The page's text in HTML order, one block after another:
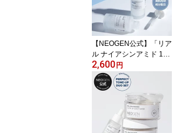
角栓 角質除去 泡洗顔料
洗顔フォーム カナディア
ンクレンザー
【NEOGEN公式】「リア
ル ナイアシンアミド 1
5％ セラム 30ml」高濃度
ナイアシン ビタミンB 美
容液 エッセンス スキン
ケア 透明感 生気 くすみ
コラーゲン ビタミン ハ
リ 毛穴 引き締め 活力 低
刺激 栄養 なめらか しっ
2,600円